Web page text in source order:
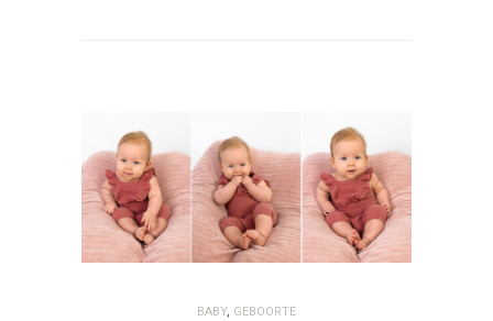
BABY, GEBOORTE